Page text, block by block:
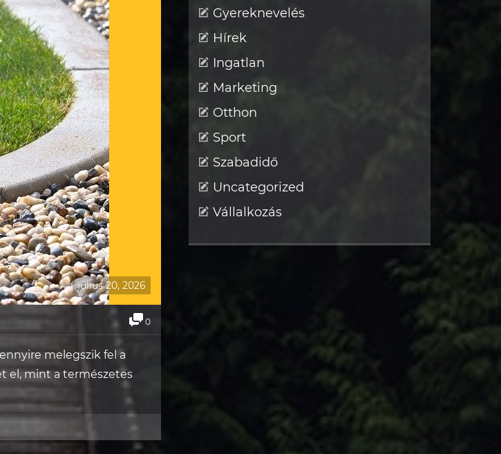
július 20, 2026
0
melegszik fel a
el, mint a természetes
Gyereknevelés
Hírek
Ingatlan
Marketing
Otthon
Sport
Szabadidő
Uncategorized
Vállalkozás